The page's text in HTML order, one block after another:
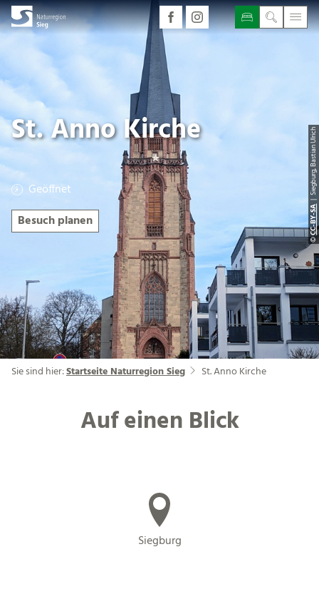
©
CC-BY-SA
| Siegburg, Bastian Ulrich
St. Anno Kirche
Geöffnet
Besuch planen
Sie sind hier:Startseite Naturregion Sieg St. Anno Kirche
Auf einen Blick
Siegburg